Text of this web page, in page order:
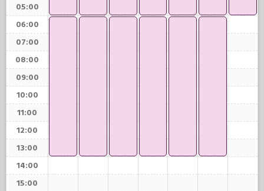
05:00
06:00
07:00
08:00
09:00
10:00
11:00
12:00
13:00
14:00
15:00